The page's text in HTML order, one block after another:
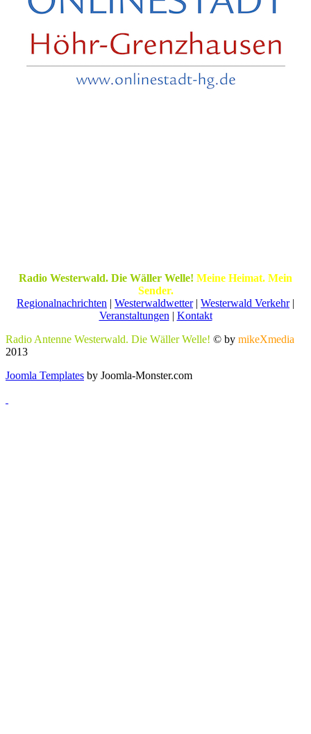
Radio Westerwald. Die Wäller Welle! Meine Heimat. Mein
Sender.
Regionalnachrichten | Westerwaldwetter| Westerwald Verkehr|
Veranstaltungen | Kontakt
Radio Antenne Westerwald. Die Wäller Welle! © by mikeXmedia
2013
Joomla Templates by Joomla-Monster.com